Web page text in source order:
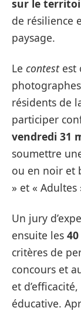
sur le
de résilience
paysage.
Le contestest
résidents de
participer
vendredi 31
soumettre
ou en noir et
» et « Adultes
Un jury
ensuite les
critères de
concours et
et
éducative.